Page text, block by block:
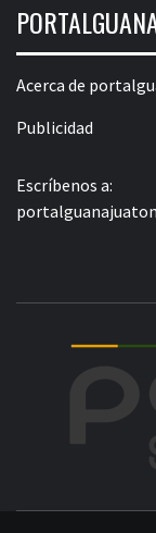
Acerca de
Publicidad
Escríbenos a: